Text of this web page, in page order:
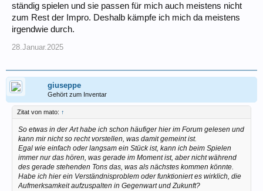
ständig spielen und sie passen für mich auch meistens nicht
zum Rest der Impro. Deshalb kämpfe ich mich da meistens
irgendwie durch.
28.Januar.2025
giuseppe
Gehört zum Inventar
Zitat von mato: ↑
So etwas in der Art habe ich schon häufiger hier im Forum gelesen und
kann mir nicht so recht vorstellen, was damit gemeint ist.
Egal wie einfach oder langsam ein Stück ist, kann ich beim Spielen
immer nur das hören, was gerade im Moment ist, aber nicht während
des gerade stehenden Tons das, was als nächstes kommen könnte.
Habe ich hier ein Verständnisproblem oder funktioniert es wirklich, die
Aufmerksamkeit aufzuspalten in Gegenwart und Zukunft?